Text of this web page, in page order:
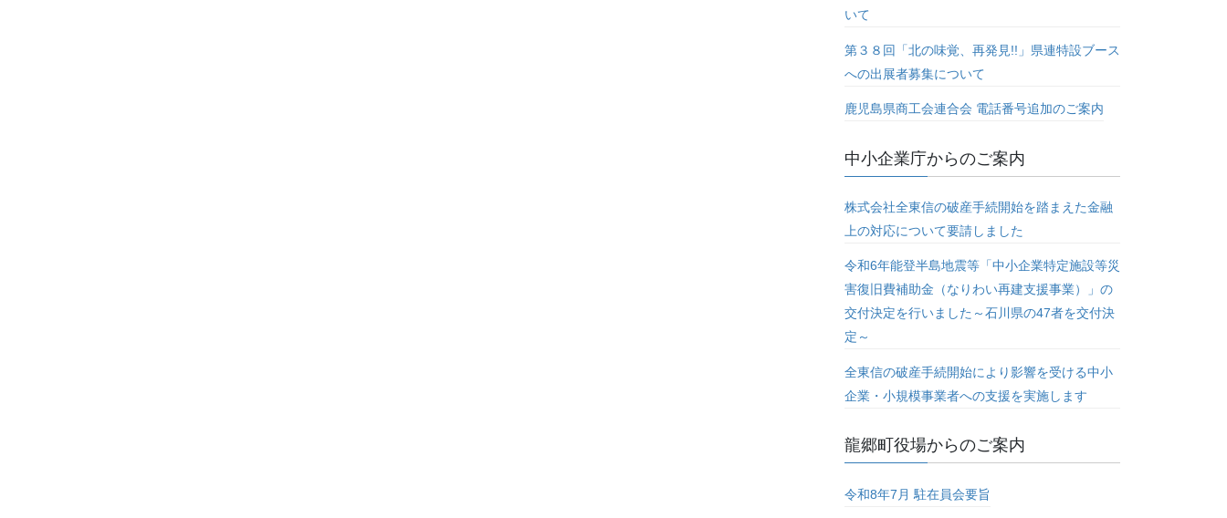
いて
第３８回「北の味覚、再発見!!」県連特設ブース
への出展者募集について
鹿児島県商工会連合会 電話番号追加のご案内
中小企業庁からのご案内
株式会社全東信の破産手続開始を踏まえた金融
上の対応について要請しました
令和6年能登半島地震等「中小企業特定施設等災
害復旧費補助金（なりわい再建支援事業）」の
交付決定を行いました～石川県の47者を交付決
定～
全東信の破産手続開始により影響を受ける中小
企業・小規模事業者への支援を実施します
龍郷町役場からのご案内
令和8年7月 駐在員会要旨